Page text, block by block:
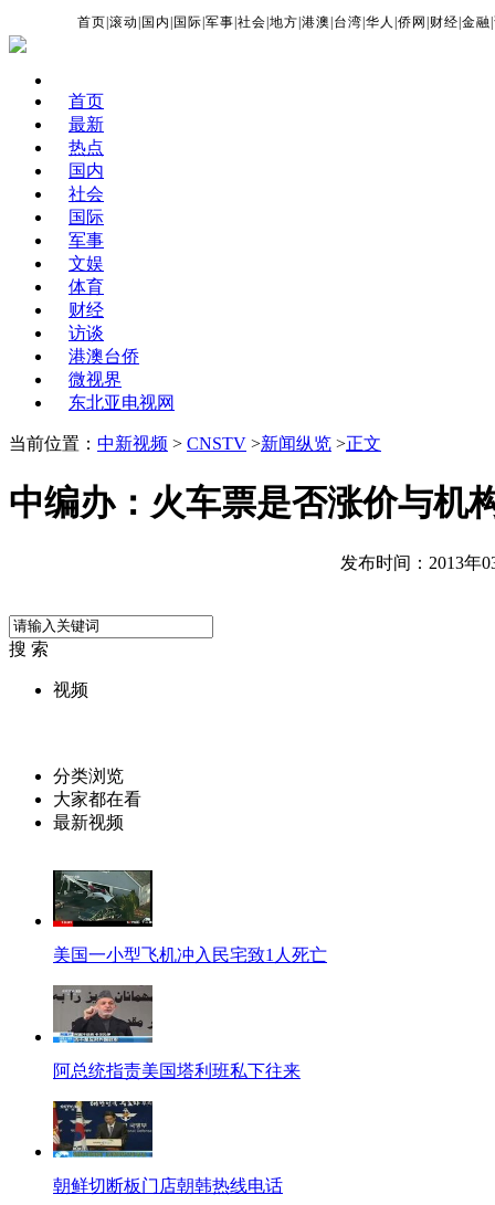
首页 |滚动 国内 国际 |军事 |社会 |地方 |港澳 台湾 |华人 |侨网 财经 |金融 |
首页
最新
热点
国内
社会
国际
军事
文娱
体育
财经
访谈
港澳台侨
微视界
东北亚电视网
当前位置： 中新视频 > CNSTV >新闻纵览 >正文
中编办：火车票是否涨价与机
发布时间：2013年
搜 索
视频
分类浏览
大家都在看
最新视频
美国一小型飞机冲入民宅致1人死亡
阿总统指责美国塔利班私下往来
朝鲜切断板门店朝韩热线电话